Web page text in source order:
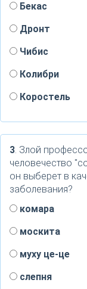
Бекас
Дронт
Чибис
Колибри
Коростель
3. Злой
человечество
он выберет в
заболевания?
комара
москита
муху це-це
слепня